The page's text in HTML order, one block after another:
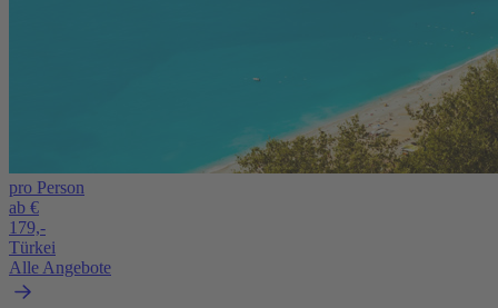
pro Person
ab €
179,-
Türkei
Alle Angebote